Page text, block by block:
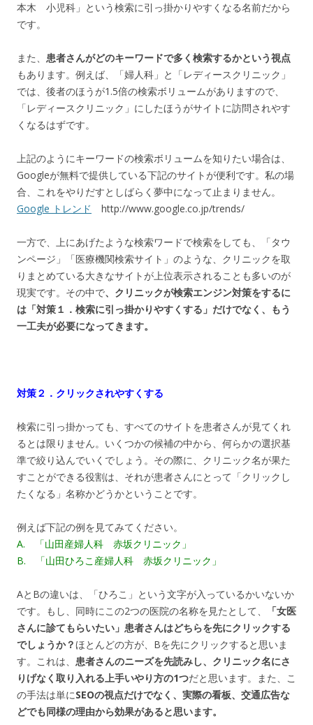
本木 小児科」という検索に引っ掛かりやすくなる名前だから
です。
また、 患者さんがどのキーワードで多く検索するかという視点
もあります。例えば、「婦人科」と「レディースクリニック」
では、後者のほうが1.5倍の検索ボリュームがありますので、
「レディースクリニック」にしたほうがサイトに訪問されやす
くなるはずです。
上記のようにキーワードの検索ボリュームを知りたい場合は、
Googleが無料で提供している下記のサイトが便利です。私の場
合、これをやりだすとしばらく夢中になって止まりません。
Google トレンド
http://www.google.co.jp/trends/
一方で、上にあげたような検索ワードで検索をしても、「タウ
ンページ」「医療機関検索サイト」のような、クリニックを取
りまとめている大きなサイトが上位表示されることも多いのが
現実です。その中で、クリニックが検索エンジン対策をするに
は「対策１．検索に引っ掛かりやすくする」だけでなく、もう
一工夫が必要になってきます。
対策２．クリックされやすくする
検索に引っ掛かっても、すべてのサイトを患者さんが見てくれ
るとは限りません。いくつかの候補の中から、何らかの選択基
準で絞り込んでいくでしょう。その際に、クリニック名が果た
すことができる役割は、それが患者さんにとって「クリックし
たくなる」名称かどうかということです。
例えば下記の例を見てみてください。
A. 「山田産婦人科 赤坂クリニック」
B. 「山田ひろこ産婦人科 赤坂クリニック」
AとBの違いは、「ひろこ」という文字が入っているかいないか
です。もし、同時にこの2つの医院の名称を見たとして、
「女医
さんに診てもらいたい」患者さんはどちらを先にクリックする
でしょうか？ほとんどの方が、Bを先にクリックすると思いま
す。これは、 患者さんのニーズを先読みし、クリニック名にさ
りげなく取り入れる上手いやり方の1つだと思います。また、こ
の手法は単にSEOの視点だけでなく、実際の看板、交通広告な
どでも同様の理由から効果があると思います。